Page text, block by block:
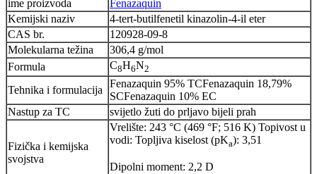
ime proizvoda
Fenazaquin
Kemijski naziv
4-tert-butilfenetil kinazolin-4-il eter
CAS br.
120928-09-8
Molekularna težina
306,4 g/mol
Formula
C8H6N2
Tehnika i formulacija
Fenazaquin 95% TCFenazaquin 18,79%
SCFenazaquin 10% EC
Nastup za TC
svijetlo žuti do prljavo bijeli prah
Fizička i kemijska
svojstva
Vrelište: 243 °C (469 °F; 516 K) Topivost u
vodi: Topljiva kiselost (pKa): 3,51
Dipolni moment: 2,2 D